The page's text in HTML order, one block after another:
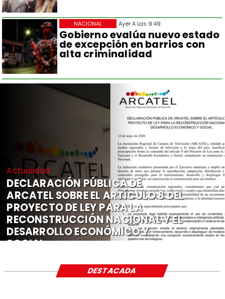
Ayer A Las 9:49
Gobierno evalúa nuevo estado
de excepción en barrios con
alta criminalidad
NACIONAL
Actualidad
DECLARACIÓN PÚBLICA DE
ARCATEL SOBRE EL ARTÍCULO 8 DEL
PROYECTO DE LEY PARA LA
RECONSTRUCCIÓN NACIONAL Y EL
DESARROLLO ECONÓMICO Y
SOCIAL
DESTACADA